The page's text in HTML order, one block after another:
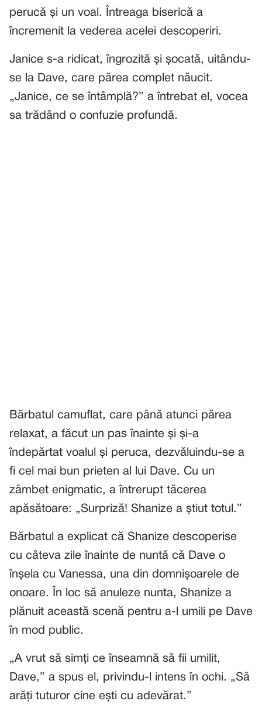
perucă și un voal. Întreaga biserică a
încremenit la vederea acelei descoperiri.
Janice s-a ridicat, îngrozită și șocată, uitându-
se la Dave, care părea complet năucit.
„Janice, ce se întâmplă?” a întrebat el, vocea
sa trădând o confuzie profundă.
Bărbatul camuflat, care până atunci părea
relaxat, a făcut un pas înainte și și-a
îndepărtat voalul și peruca, dezvăluindu-se a
fi cel mai bun prieten al lui Dave. Cu un
zâmbet enigmatic, a întrerupt tăcerea
apăsătoare: „Surpriză! Shanize a știut totul.”
Bărbatul a explicat că Shanize descoperise
cu câteva zile înainte de nuntă că Dave o
înșela cu Vanessa, una din domnișoarele de
onoare. În loc să anuleze nunta, Shanize a
plănuit această scenă pentru a-l umili pe Dave
în mod public.
„A vrut să simți ce înseamnă să fii umilit,
Dave,” a spus el, privindu-l intens în ochi. „Să
arăți tuturor cine ești cu adevărat.”